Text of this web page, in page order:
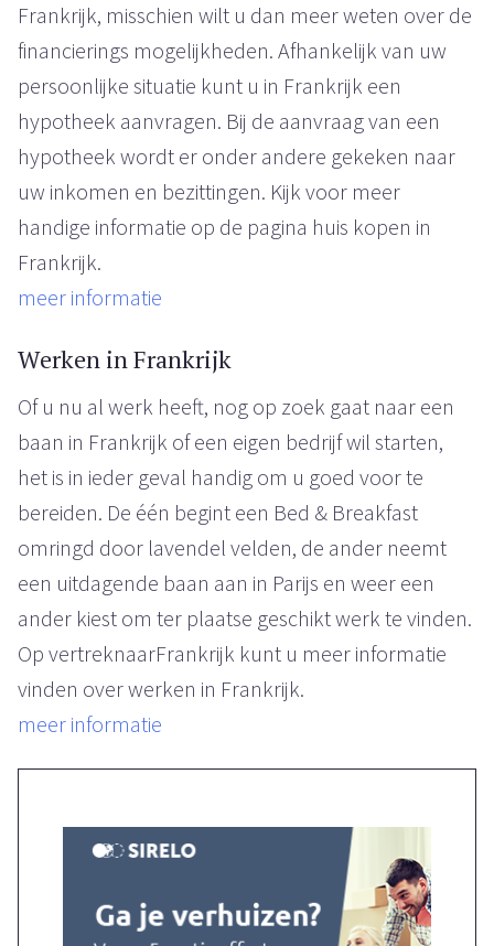
Frankrijk, misschien wilt u dan meer weten over de
financierings mogelijkheden. Afhankelijk van uw
persoonlijke situatie kunt u in Frankrijk een
hypotheek aanvragen. Bij de aanvraag van een
hypotheek wordt er onder andere gekeken naar
uw inkomen en bezittingen. Kijk voor meer
handige informatie op de pagina huis kopen in
Frankrijk.
meer informatie
Werken in Frankrijk
Of u nu al werk heeft, nog op zoek gaat naar een
baan in Frankrijk of een eigen bedrijf wil starten,
het is in ieder geval handig om u goed voor te
bereiden. De één begint een Bed & Breakfast
omringd door lavendel velden, de ander neemt
een uitdagende baan aan in Parijs en weer een
ander kiest om ter plaatse geschikt werk te vinden.
Op vertreknaarFrankrijk kunt u meer informatie
vinden over werken in Frankrijk.
meer informatie